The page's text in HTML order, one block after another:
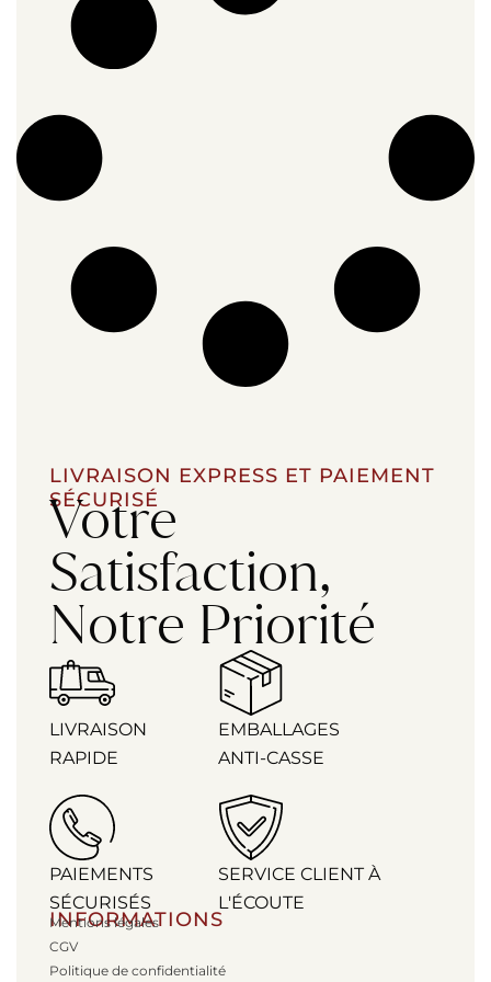
LIVRAISON EXPRESS ET PAIEMENT
SÉCURISÉ
Votre
Satisfaction,
Notre Priorité
LIVRAISON
RAPIDE
EMBALLAGES
ANTI-CASSE
PAIEMENTS
SÉCURISÉS
SERVICE CLIENT À
L'ÉCOUTE
INFORMATIONS
Mentions légales
CGV
Politique de confidentialité